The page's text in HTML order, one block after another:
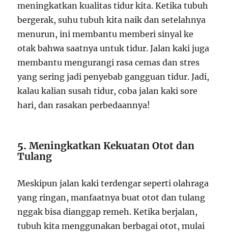
meningkatkan kualitas tidur kita. Ketika tubuh
bergerak, suhu tubuh kita naik dan setelahnya
menurun, ini membantu memberi sinyal ke
otak bahwa saatnya untuk tidur. Jalan kaki juga
membantu mengurangi rasa cemas dan stres
yang sering jadi penyebab gangguan tidur. Jadi,
kalau kalian susah tidur, coba jalan kaki sore
hari, dan rasakan perbedaannya!
5.Meningkatkan Kekuatan Otot dan
Tulang
Meskipun jalan kaki terdengar seperti olahraga
yang ringan, manfaatnya buat otot dan tulang
nggak bisa dianggap remeh. Ketika berjalan,
tubuh kita menggunakan berbagai otot, mulai